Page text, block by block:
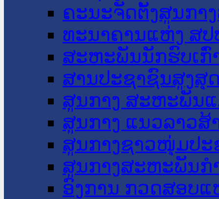
ຄະນະຈັດຕັ້ງສູນກາ
ທະນາຄານແຫ່ງ ສປ
ສະຫະພັນນັກຮົບເກົ່
ສານປະຊາຊົນສູງສຸ
ສູນກາງ ສະຫະພັນ
ສູນກາງ ແນວລາວສ້
ສູນກາງຊາວໜຸ່ມປະ
ສູນກາງສະຫະພັນກ
ອົງການ ກວດສອບແ